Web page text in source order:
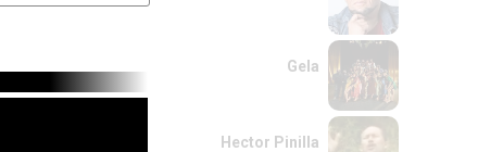
Gela
Hector Pinilla